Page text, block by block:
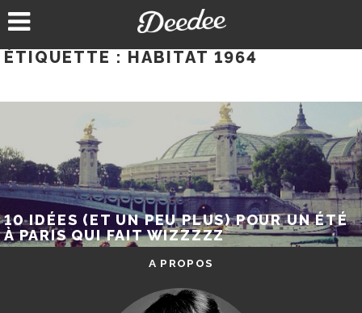
au
ÉTIQUETTE : HABITAT 1964
10 IDÉES (ET UN PEU PLUS) POUR UN ÉTÉ
À PARIS QUI FAIT WIZZZZZ
A PROPOS